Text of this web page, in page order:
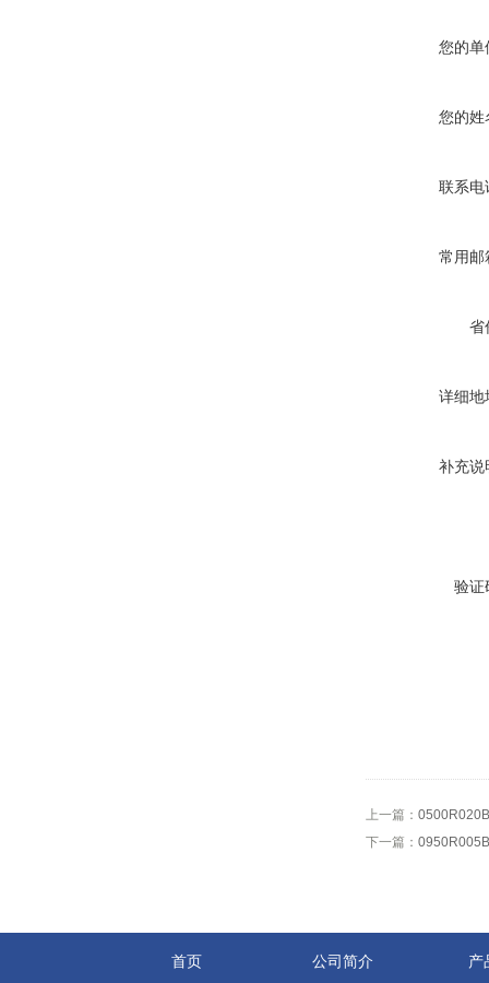
您的单
您的姓
联系电
常用邮
省
详细地
补充说
验证
上一篇：
下一篇：
首页 公司简介 产